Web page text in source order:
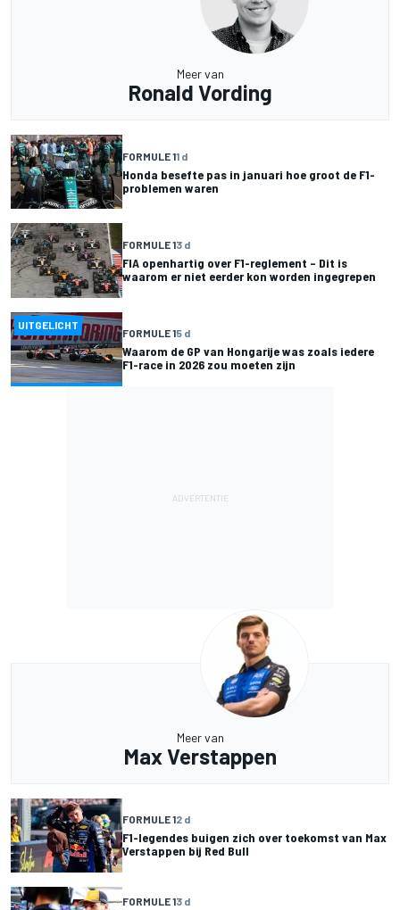
Meer van
Ronald Vording
FORMULE 11 d
Honda besefte pas in januari hoe groot de F1-
problemen waren
FORMULE 13 d
FIA openhartig over F1-reglement – Dit is
waarom er niet eerder kon worden ingegrepen
UITGELICHT
FORMULE 15 d
Waarom de GP van Hongarije was zoals iedere
F1-race in 2026 zou moeten zijn
Meer van
Max Verstappen
FORMULE 12 d
F1-legendes buigen zich over toekomst van Max
Verstappen bij Red Bull
FORMULE 13 d